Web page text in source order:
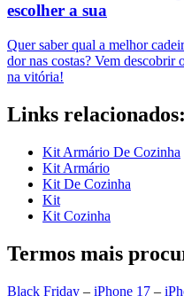
escolher a sua
Quer saber qual a melhor
dor nas costas? Vem descobrir
na vitória!
Links relacionados:
Kit Armário De Cozinha
Kit Armário
Kit De Cozinha
Kit
Kit Cozinha
Termos mais
Black Friday – iPhone 17 –